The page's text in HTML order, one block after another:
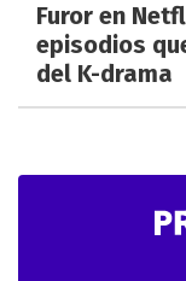
Furor en
episodios
del K-drama